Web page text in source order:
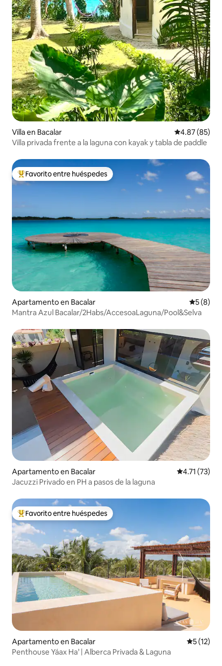
Villa en Bacalar Calificación
4.87 (85)
Villa privada frente a la laguna con kayak y tabla de paddle
Favorito entre huéspedes preferido
Favorito entre huéspedes
Apartamento en Bacalar
5 (8)
Mantra Azul Bacalar/2Habs/AccesoaLaguna/Pool&Selva
Apartamento en Bacalar Calificación
4.71 (73)
Jacuzzi Privado en PH a pasos de la laguna
Favorito entre huéspedes preferido
Favorito entre huéspedes
Apartamento en Bacalar
5 (12)
Penthouse Yáax Ha’ | Alberca Privada & Laguna